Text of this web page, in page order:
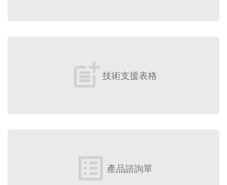
post_add 技術支援表格
list_alt 產品諮詢單